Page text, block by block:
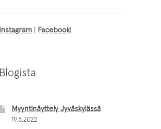
Instagram Facebook|
Blogista
Myyntinäyttely Jyväskylässä
19.5.2022